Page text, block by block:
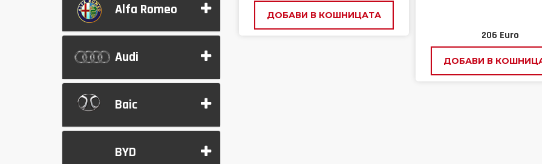
Alfa Romeo
Audi
Baic
BYD
ДОБАВИ В КОШНИЦАТА
206 Euro
ДОБАВИ В